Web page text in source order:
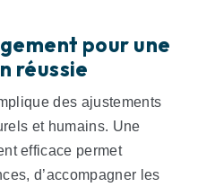
pour une
réussie
des ajustements
et humains. Une
efficace permet
d’accompagner les